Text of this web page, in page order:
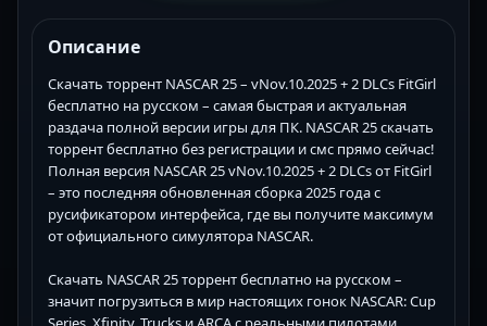
Описание
Скачать торрент NASCAR 25 – vNov.10.2025 + 2 DLCs FitGirl
бесплатно на русском – самая быстрая и актуальная
раздача полной версии игры для ПК. NASCAR 25 скачать
торрент бесплатно без регистрации и смс прямо сейчас!
Полная версия NASCAR 25 vNov.10.2025 + 2 DLCs от FitGirl
– это последняя обновленная сборка 2025 года с
русификатором интерфейса, где вы получите максимум
от официального симулятора NASCAR.
Скачать NASCAR 25 торрент бесплатно на русском –
значит погрузиться в мир настоящих гонок NASCAR: Cup